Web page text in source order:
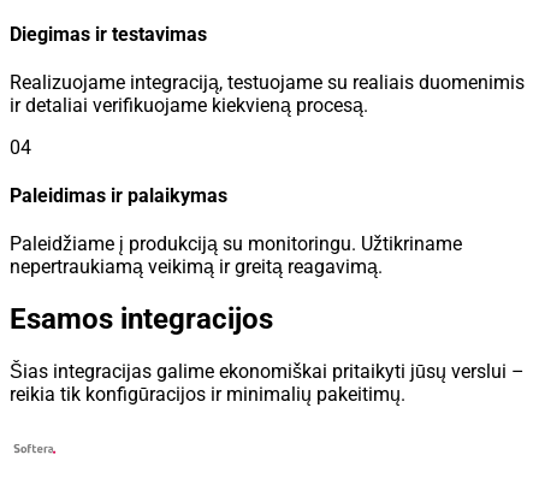
Diegimas ir testavimas
Realizuojame integraciją, testuojame su realiais duomenimis
ir detaliai verifikuojame kiekvieną procesą.
04
Paleidimas ir palaikymas
Paleidžiame į produkciją su monitoringu. Užtikriname
nepertraukiamą veikimą ir greitą reagavimą.
Esamos integracijos
Šias integracijas galime ekonomiškai pritaikyti jūsų verslui –
reikia tik konfigūracijos ir minimalių pakeitimų.